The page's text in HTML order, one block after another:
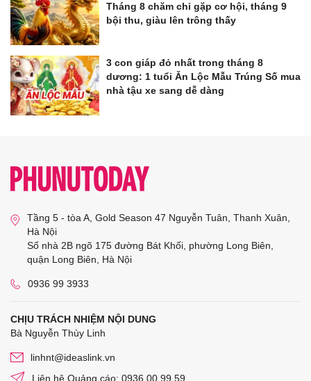
Tháng 8 chăm chỉ gặp cơ hội, tháng 9
bội thu, giàu lên trông thấy
3 con giáp đỏ nhất trong tháng 8
dương: 1 tuổi Ăn Lộc Mẫu Trúng Số mua
nhà tậu xe sang dễ dàng
Tầng 5 - tòa A, Gold Season 47 Nguyễn Tuân, Thanh Xuân,
Hà Nội
Số nhà 2B ngõ 175 đường Bát Khối, phường Long Biên,
quận Long Biên, Hà Nội
0936 99 3933
CHỊU TRÁCH NHIỆM NỘI DUNG
Bà Nguyễn Thùy Linh
linhnt@ideaslink.vn
Liên hệ Quảng cáo: 0936 00 99 59